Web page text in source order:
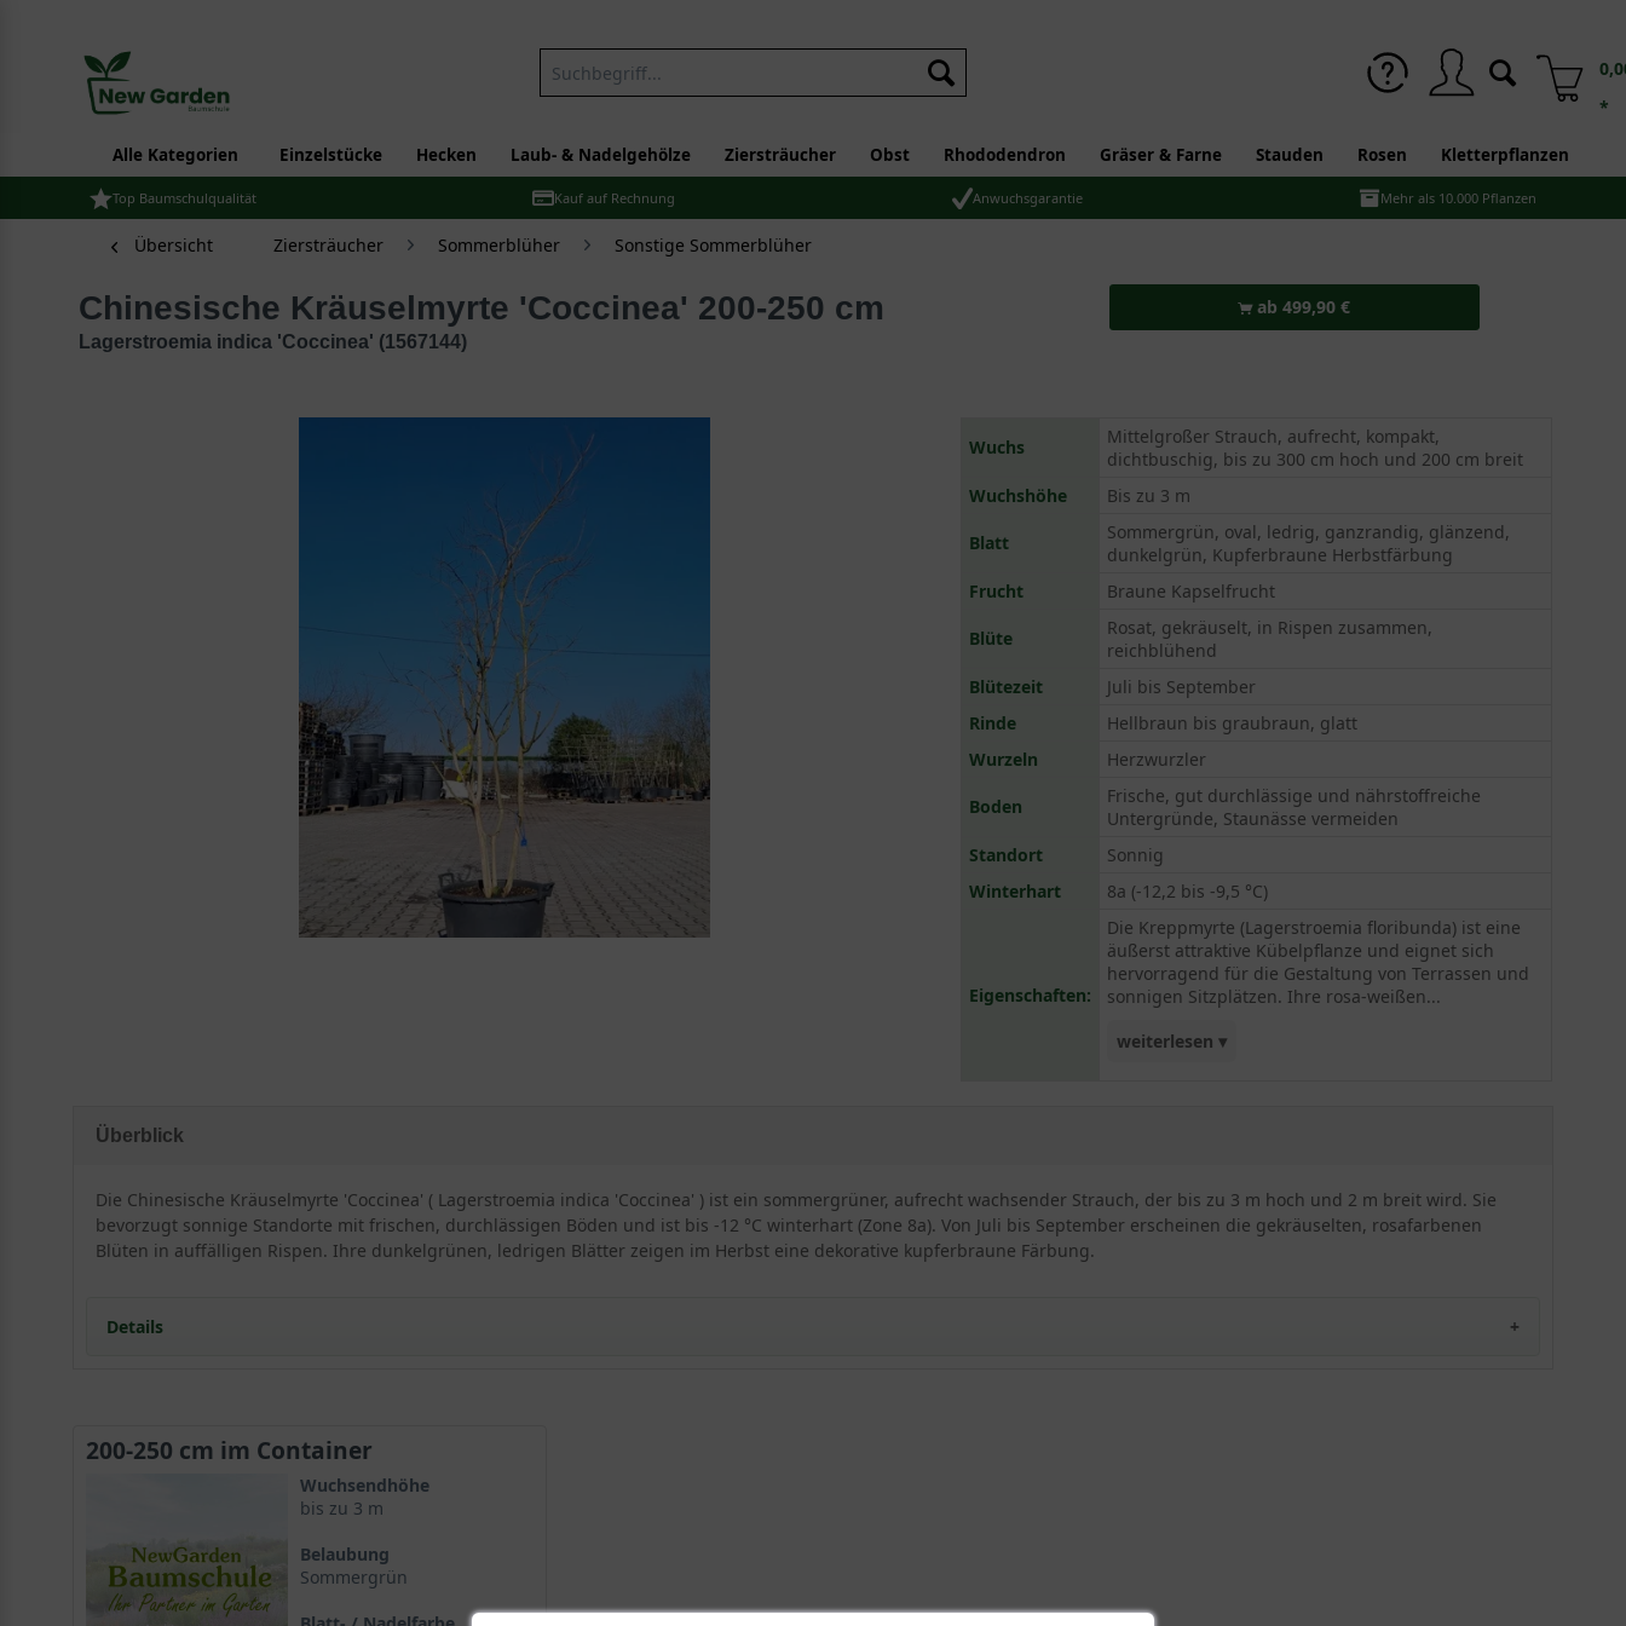
*
Alle Kategorien Einzelstücke Hecken Laub- & Nadelgehölze Ziersträucher Obst Rhododendron Gräser & Farne Stauden Rosen Kletterpflanzen
Top Baumschulqualität Kauf auf Rechnung Anwuchsgarantie Mehr als 10.000 Pflanzen
Übersicht Ziersträucher Sommerblüher Sonstige Sommerblüher
Chinesische Kräuselmyrte 'Coccinea' 200-250 cm
Lagerstroemia indica 'Coccinea' (1567144)
ab 499,90 €
Wuchs
Mittelgroßer Strauch, aufrecht, kompakt,
dichtbuschig, bis zu 300 cm hoch und 200 cm breit
Wuchshöhe
Bis zu 3 m
Blatt
Sommergrün, oval, ledrig, ganzrandig, glänzend,
dunkelgrün, Kupferbraune Herbstfärbung
Frucht
Braune Kapselfrucht
Blüte
Rosat, gekräuselt, in Rispen zusammen,
reichblühend
Blütezeit
Juli bis September
Rinde
Hellbraun bis graubraun, glatt
Wurzeln
Herzwurzler
Boden
Frische, gut durchlässige und nährstoffreiche
Untergründe, Staunässe vermeiden
Standort
Sonnig
Winterhart
8a (-12,2 bis -9,5 °C)
Eigenschaften:
Die Kreppmyrte (Lagerstroemia floribunda) ist eine
äußerst attraktive Kübelpflanze und eignet sich
hervorragend für die Gestaltung von Terrassen und
sonnigen Sitzplätzen. Ihre rosa-weißen...
weiterlesen ▾
Überblick
Die Chinesische Kräuselmyrte 'Coccinea' ( Lagerstroemia indica 'Coccinea' ) ist ein sommergrüner, aufrecht wachsender Strauch, der bis zu 3 m hoch und 2 m breit wird. Sie
bevorzugt sonnige Standorte mit frischen, durchlässigen Böden und ist bis -12 °C winterhart (Zone 8a). Von Juli bis September erscheinen die gekräuselten, rosafarbenen
Blüten in auffälligen Rispen. Ihre dunkelgrünen, ledrigen Blätter zeigen im Herbst eine dekorative kupferbraune Färbung.
Details
präsentiert sich mit einer malerischen Wuchsform und einer strahlend fuchsienroten Blüte, die sie zu einem echten Gartenschmuckstück macht. Die Lagerstroemie gilt als eine
sensationellen Ausstrahlung.
Auch unter dem Namen Kreppmyrte bekannt
200-250 cm im Container
Wuchsendhöhe
bis zu 3 m
Belaubung
Sommergrün